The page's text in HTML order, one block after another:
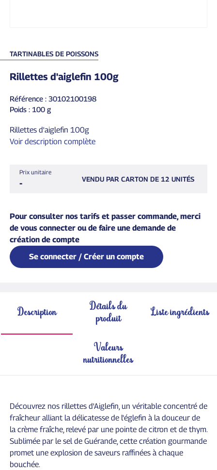
TARTINABLES DE POISSONS
rillettes d'aiglefin 100g
Référence : 30102100198
Poids : 100 g
Rillettes d'aiglefin 100g
Voir description complète
Prix unitaire
- VENDU PAR CARTON DE 12 UNITÉS
Pour consulter nos tarifs et passer commande, merci
de vous connecter ou de faire une demande de
création de compte
Se connecter / Créer un compte
Description Détails du
produit Liste ingrédients
Valeurs
nutritionnelles
Découvrez nos rillettes d'Aiglefin, un véritable concentré de
fraîcheur alliant la délicatesse de l'églefin à la douceur de
la crème fraîche, relevé par une pointe de citron et de thym.
Sublimée par le sel de Guérande, cette création gourmande
promet une explosion de saveurs raffinées à chaque
bouchée.